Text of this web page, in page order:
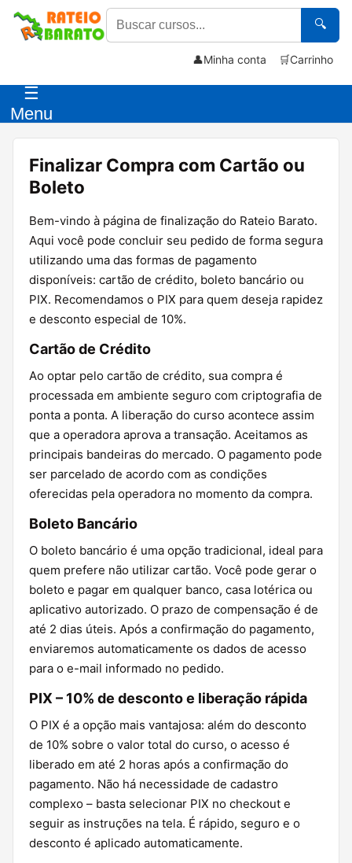
🔍
👤Minha conta 🛒Carrinho
☰
Menu
Finalizar Compra com Cartão ou
Boleto
Bem-vindo à página de finalização do Rateio Barato.
Aqui você pode concluir seu pedido de forma segura
utilizando uma das formas de pagamento
disponíveis: cartão de crédito, boleto bancário ou
PIX. Recomendamos o PIX para quem deseja rapidez
e desconto especial de 10%.
Cartão de Crédito
Ao optar pelo cartão de crédito, sua compra é
processada em ambiente seguro com criptografia de
ponta a ponta. A liberação do curso acontece assim
que a operadora aprova a transação. Aceitamos as
principais bandeiras do mercado. O pagamento pode
ser parcelado de acordo com as condições
oferecidas pela operadora no momento da compra.
Boleto Bancário
O boleto bancário é uma opção tradicional, ideal para
quem prefere não utilizar cartão. Você pode gerar o
boleto e pagar em qualquer banco, casa lotérica ou
aplicativo autorizado. O prazo de compensação é de
até 2 dias úteis. Após a confirmação do pagamento,
enviaremos automaticamente os dados de acesso
para o e-mail informado no pedido.
PIX – 10% de desconto e liberação rápida
O PIX é a opção mais vantajosa: além do desconto
de 10% sobre o valor total do curso, o acesso é
liberado em até 2 horas após a confirmação do
pagamento. Não há necessidade de cadastro
complexo – basta selecionar PIX no checkout e
seguir as instruções na tela. É rápido, seguro e o
desconto é aplicado automaticamente.